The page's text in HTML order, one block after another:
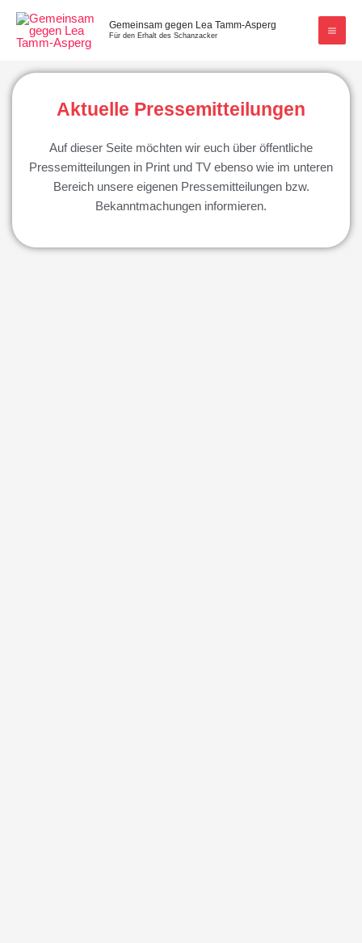
Inhalt
springen
Gemeinsam gegen Lea Tamm-Asperg
Für den Erhalt des Schanzacker
Aktuelle Pressemitteilungen
Auf dieser Seite möchten wir euch über öffentliche
Pressemitteilungen in Print und TV ebenso wie im unteren
Bereich unsere eigenen Pressemitteilungen bzw.
Bekanntmachungen informieren.